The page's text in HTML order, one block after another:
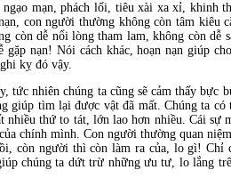
mạn, phách lối, tiêu xài xa xỉ, khinh
con người thường không còn tâm kiêu
còn dễ nổi lòng tham lam, không còn dễ
nạn! Nói cách khác, hoạn nạn giúp
kỵ đó vậy.
nhiên chúng ta cũng sẽ cảm thấy bực
giúp tìm lại được vật đã mất. Chúng ta
nhiều thứ to tát, lớn lao hơn nhiều. Cái sự
chính mình. Con người thường quan
còn người thì còn làm ra của, lo gì! Chỉ
chúng ta dứt trừ những ưu tư, lo lắng